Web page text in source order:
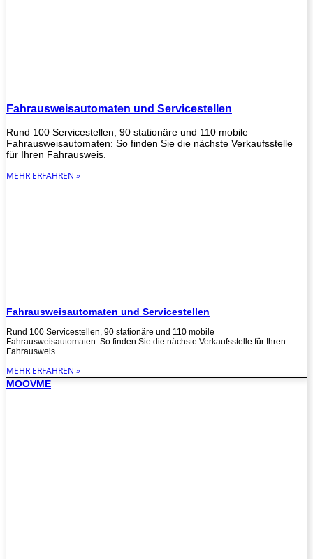
Fahrausweisautomaten und Servicestellen
Rund 100 Servicestellen, 90 stationäre und 110 mobile
Fahrausweisautomaten: So finden Sie die nächste Verkaufsstelle
für Ihren Fahrausweis.
MEHR ERFAHREN »
Fahrausweisautomaten und Servicestellen
Rund 100 Servicestellen, 90 stationäre und 110 mobile
Fahrausweisautomaten: So finden Sie die nächste Verkaufsstelle für Ihren
Fahrausweis.
MEHR ERFAHREN »
MOOVME